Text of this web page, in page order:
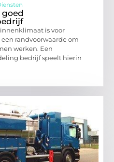
is voor
randvoorwaarde om
werken. Een
bedrijf speelt hierin